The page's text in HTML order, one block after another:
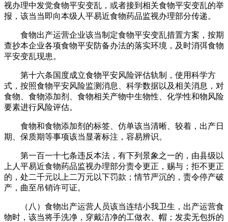
视办理中发觉食物平安变乱，或者接到相关食物平安变乱的举
报，该当当即向本级人平易近食物药品监视办理部分传递。
食物出产运营企业该当制定食物平安变乱措置方案，按期
查抄本企业各项食物平安防备办法的落实环境，及时消弭食物
平安变乱现患。
第十六条国度成立食物平安风险评估轨制，使用科学方
式，按照食物平安风险监测消息、科学数据以及相关消息，对
食物、食物添加剂、食物相关产物中生物性、化学性和物风险
要素进行风险评估。
食物和食物添加剂的标签、仿单该当清晰、较着，出产日
期、保质期等事项该当显著标注，容易辨识。
第一百一十七条违反本法，有下列景象之一的，由县级以
上人平易近食物药品监视办理部分责令更正，赐与；拒不更正
的，处二千元以上二万元以下罚款；情节严沉的，责令停产破
产，曲至吊销许可证。
（八）食物出产运营人员该当连结小我卫生，出产运营食
物时，该当将手洗净，穿戴洁净的工做衣、帽；发卖无包拆的